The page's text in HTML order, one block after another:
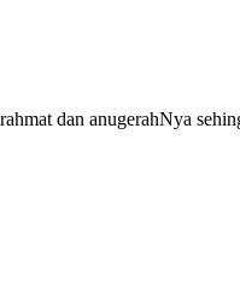
dan anugerahNya